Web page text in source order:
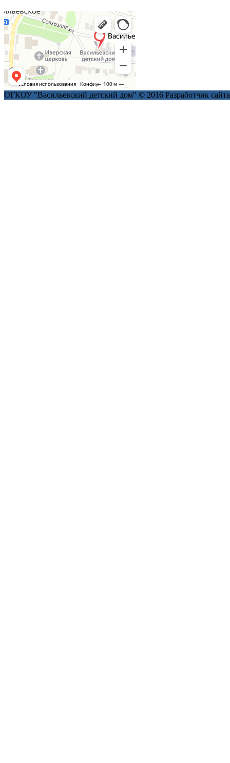
ОГКОУ "Васильевский детский дом" © 2016 Разработчик